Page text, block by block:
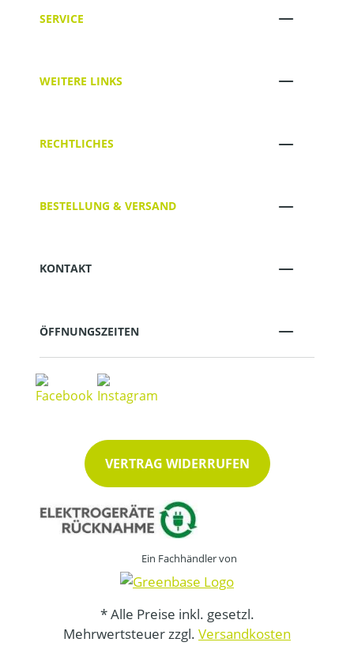
SERVICE
WEITERE LINKS
RECHTLICHES
BESTELLUNG & VERSAND
KONTAKT
ÖFFNUNGSZEITEN
VERTRAG WIDERRUFEN
Ein Fachhändler von
* Alle Preise inkl. gesetzl.
Mehrwertsteuer zzgl. Versandkosten